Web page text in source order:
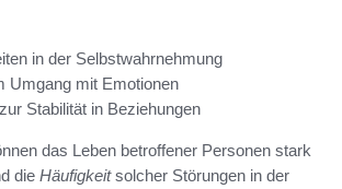
in der Selbstwahrnehmung
Umgang mit Emotionen
Stabilität in Beziehungen
das Leben betroffener Personen stark
die Häufigkeitsolcher Störungen in der